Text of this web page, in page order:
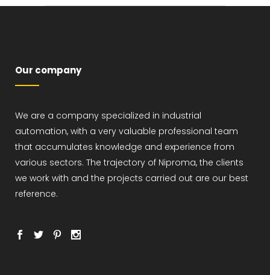
Our company
We are a company specialized in industrial
automation, with a very valuable professional team
that accumulates knowledge and experience from
various sectors. The trajectory of Niproma, the clients
we work with and the projects carried out are our best
reference.